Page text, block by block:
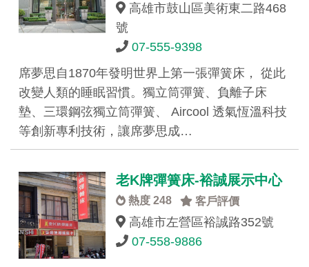
高雄市鼓山區美術東二路468
號
07-555-9398
席夢思自1870年發明世界上第一張彈簧床， 從此
改變人類的睡眠習慣。獨立筒彈簧、負離子床
墊、三環鋼弦獨立筒彈簧、 Aircool 透氣恆溫科技
等創新專利技術，讓席夢思成…
老K牌彈簧床-裕誠展示中心
熱度 248 客戶評價
高雄市左營區裕誠路352號
07-558-9886